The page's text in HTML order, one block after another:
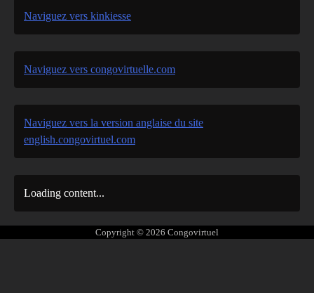
Naviguez vers kinkiesse
Naviguez vers congovirtuelle.com
Naviguez vers la version anglaise du site
english.congovirtuel.com
Loading content...
Copyright © 2026 Congovirtuel